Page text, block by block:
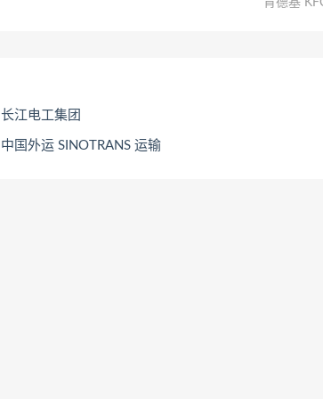
长江电工集团
中国外运 SINOTRANS 运输